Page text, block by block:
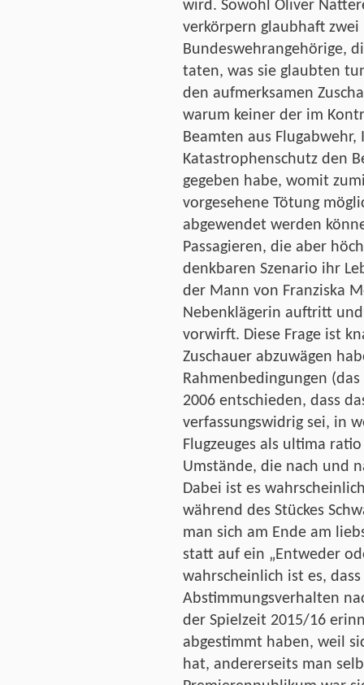
wird. Sowohl Oliver
verkörpern glaubhaft
Bundeswehrangehörige,
taten, was sie glaubten
den aufmerksamen
warum keiner der im
Beamten aus
Katastrophenschutz den
gegeben habe, womit
vorgesehene Tötung
abgewendet werden
Passagieren, die aber
denkbaren Szenario ihr
der Mann von Franziska
Nebenklägerin auftritt
vorwirft. Diese Frage ist
Zuschauer abzuwägen
Rahmenbedingungen
2006 entschieden, dass
verfassungswidrig sei, in
Flugzeuges als ultima
Umstände, die nach und
Dabei ist es
während des Stückes
man sich am Ende am
statt auf ein „Entweder
wahrscheinlich ist es,
Abstimmungsverhalten
der Spielzeit 2015/16
abgestimmt haben, weil
hat, andererseits man